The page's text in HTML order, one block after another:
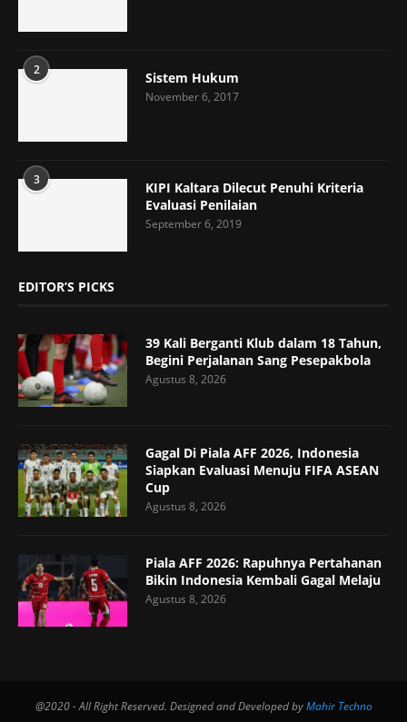
2 Sistem Hukum
November 6, 2017
3
KIPI Kaltara Dilecut Penuhi Kriteria
Evaluasi Penilaian
September 6, 2019
EDITOR’S PICKS
39 Kali Berganti Klub dalam 18 Tahun,
Begini Perjalanan Sang Pesepakbola
Agustus 8, 2026
Gagal Di Piala AFF 2026, Indonesia
Siapkan Evaluasi Menuju FIFA ASEAN
Cup
Agustus 8, 2026
Piala AFF 2026: Rapuhnya Pertahanan
Bikin Indonesia Kembali Gagal Melaju
Agustus 8, 2026
@2020 - All Right Reserved. Designed and Developed byMahir Techno